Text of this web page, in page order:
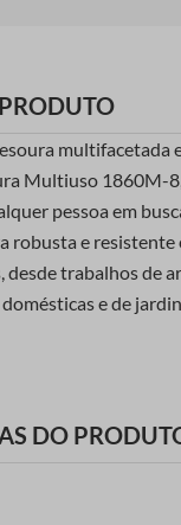
multifacetada
Multiuso 1860M-
pessoa em
robusta e resistente
desde trabalhos de
e de
DO